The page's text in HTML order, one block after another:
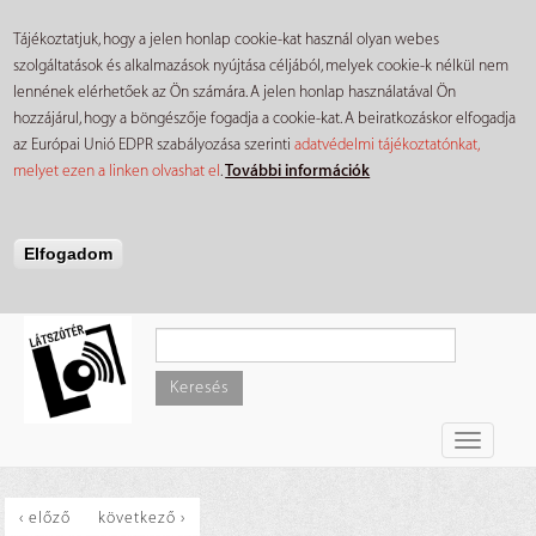
Tájékoztatjuk, hogy a jelen honlap cookie-kat használ olyan webes
szolgáltatások és alkalmazások nyújtása céljából, melyek cookie-k nélkül nem
lennének elérhetőek az Ön számára. A jelen honlap használatával Ön
hozzájárul, hogy a böngészője fogadja a cookie-kat. A beiratkozáskor elfogadja
az Európai Unió EDPR szabályozása szerintiadatvédelmi tájékoztatónkat,
melyet ezen a linken olvashat el.További információk
Elfogadom
tartalomra
Keresés
Toggle
‹ előző következő ›